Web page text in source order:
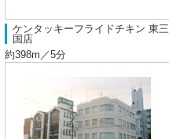
ケンタッキーフライドチキン 東三
国店
約398m／5分